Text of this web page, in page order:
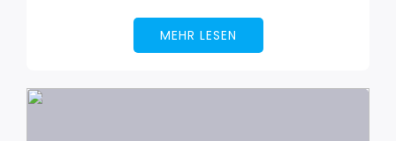
MEHR LESEN